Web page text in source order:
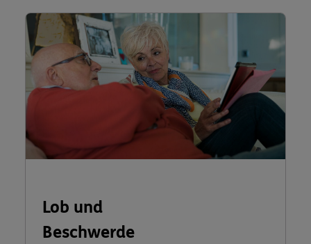
Lob und
Beschwerde